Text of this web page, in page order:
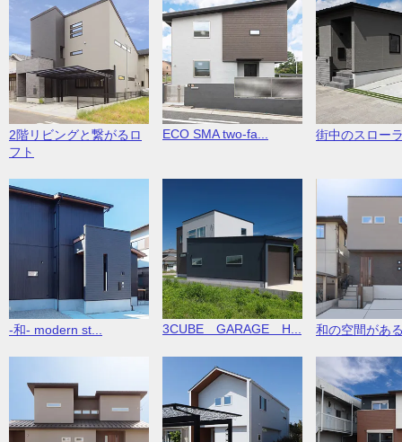
2階リビングと繋がるロ
フト
ECO SMA two-fa... 街中のスロー
-和- modern st... 3CUBE GARAGE H... 和の空間があ